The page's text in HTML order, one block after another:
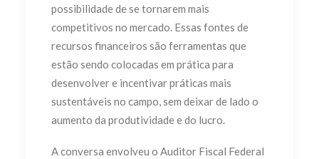
possibilidade de se tornarem mais
competitivos no mercado. Essas fontes de
recursos financeiros são ferramentas que
estão sendo colocadas em prática para
desenvolver e incentivar práticas mais
sustentáveis no campo, sem deixar de lado o
aumento da produtividade e do lucro.
A conversa envolveu o Auditor Fiscal Federal